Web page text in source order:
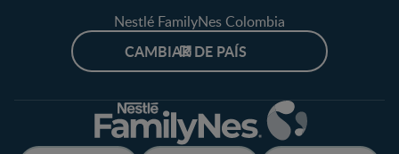
Nestlé FamilyNes Colombia
CAMBIAR DE PAÍS